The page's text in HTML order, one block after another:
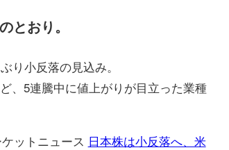
とおり。
り小反落の見込み。
、5連騰中に値上がりが目立った業種
ットニュース 日本株は小反落へ、米